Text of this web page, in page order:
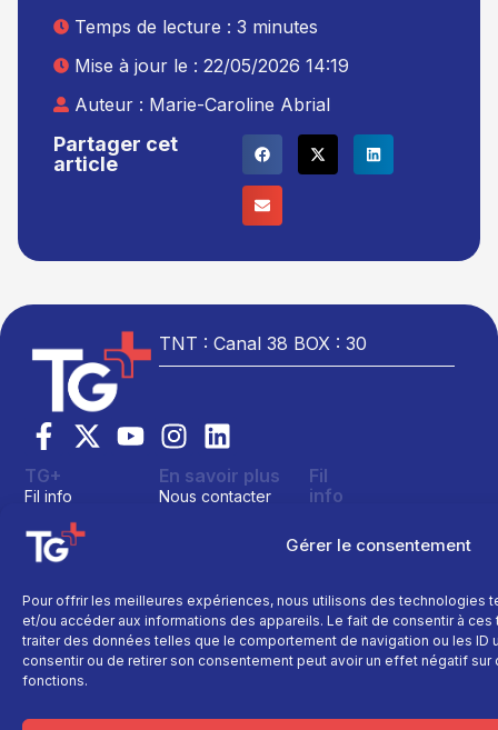
Gérer le consentement
Pour offrir les meilleures expériences, nous utilisons des technologies
et/ou accéder aux informations des appareils. Le fait de consentir à
traiter des données telles que le comportement de navigation ou les ID
consentir ou de retirer son consentement peut avoir un effet négatif
fonctions.
Partager cet
article
Temps de lecture : 3 minutes
Mise à jour le : 22/05/2026 14:19
Auteur : Marie-Caroline Abrial
TNT : Canal 38 BOX : 30
Site réalisé par
TG+
Fil info
Replay
Direct
La chaine
Le média
En savoir plus
Nous contacter
personnelles
Politique cookie
Fil
info
Sport
Recettes
Faits
divers
Économie